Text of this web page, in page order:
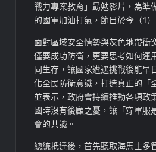
戰力專案教育」勗勉影片，為準
的國軍加油打氣，節目於今（1
面對區域安全情勢與灰色地帶衝
僅要成功防衛，更要思考如何運
同生存，讓國家遭遇挑戰後能早
化全民防衛意識，打造真正的「
並表示，政府會持續推動各項政
國時沒有後顧之憂，讓「穿軍服
會的共識。
總統抵達後，首先聽取海馬士多